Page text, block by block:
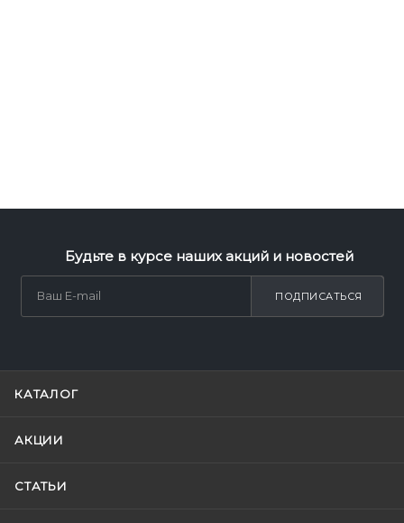
Будьте в курсе наших акций и новостей
ПОДПИСАТЬСЯ
КАТАЛОГ
АКЦИИ
СТАТЬИ